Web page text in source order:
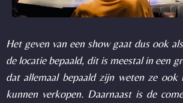
Het geven van een show gaat dus ook
de locatie bepaald, dit is meestal in een
dat allemaal bepaald zijn weten ze ook
kunnen verkopen. Daarnaast is de